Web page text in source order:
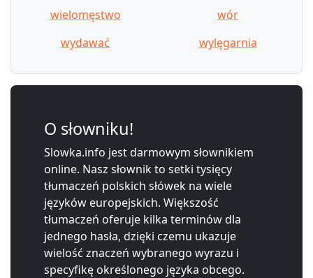
wielomęstwo
wór
wydawać
wylęgarnia
O słowniku!
Slowka.info jest darmowym słownikiem
online. Nasz słownik to setki tysięcy
tłumaczeń polskich słówek na wiele
języków europejskich. Większość
tłumaczeń oferuje kilka terminów dla
jednego hasła, dzięki czemu ukazuje
wielość znaczeń wybranego wyrazu i
specyfikę określonego języka obcego.